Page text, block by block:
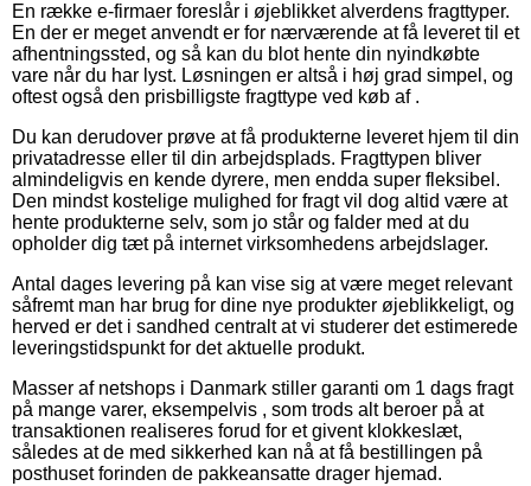
En række e-firmaer foreslår i øjeblikket alverdens fragttyper.
En der er meget anvendt er for nærværende at få leveret til et
afhentningssted, og så kan du blot hente din nyindkøbte
vare når du har lyst. Løsningen er altså i høj grad simpel, og
oftest også den prisbilligste fragttype ved køb af .
Du kan derudover prøve at få produkterne leveret hjem til din
privatadresse eller til din arbejdsplads. Fragttypen bliver
almindeligvis en kende dyrere, men endda super fleksibel.
Den mindst kostelige mulighed for fragt vil dog altid være at
hente produkterne selv, som jo står og falder med at du
opholder dig tæt på internet virksomhedens arbejdslager.
Antal dages levering på kan vise sig at være meget relevant
såfremt man har brug for dine nye produkter øjeblikkeligt, og
herved er det i sandhed centralt at vi studerer det estimerede
leveringstidspunkt for det aktuelle produkt.
Masser af netshops i Danmark stiller garanti om 1 dags fragt
på mange varer, eksempelvis , som trods alt beroer på at
transaktionen realiseres forud for et givent klokkeslæt,
således at de med sikkerhed kan nå at få bestillingen på
posthuset forinden de pakkeansatte drager hjemad.